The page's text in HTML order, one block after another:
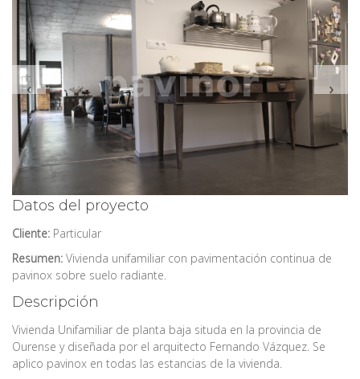
‹ ›
Datos del proyecto
Cliente: Particular
Resumen: Vivienda unifamiliar con pavimentación continua de
pavinox sobre suelo radiante.
Descripción
Vivienda Unifamiliar de planta baja situda en la provincia de
Ourense y diseñada por el arquitecto Fernando Vázquez. Se
aplico pavinox en todas las estancias de la vivienda.